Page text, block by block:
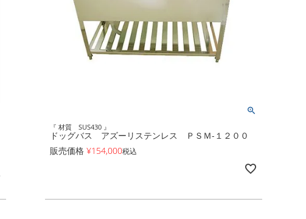
『 材質 SUS430 』
ドッグバス アズーリステンレス ＰＳＭ-１２００
販売価格 ¥154,000税込